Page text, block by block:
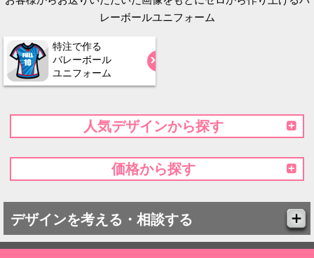
レーボールユニフォーム
特注で作る
バレーボール
ユニフォーム
人気デザインから探す
価格から探す
デザインを考える・相談する